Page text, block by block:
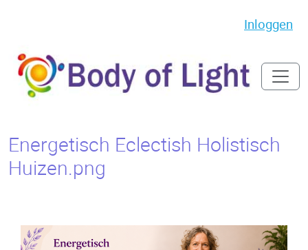
Inloggen
Energetisch Eclectish Holistisch
Huizen.png